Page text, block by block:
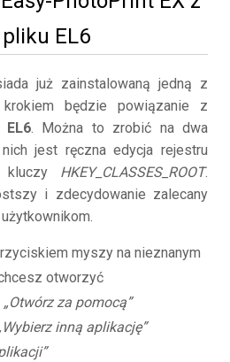
EL6
już zainstalowaną jedną z
będzie powiązanie z
. Można to zrobić na dwa
jest ręczna edycja rejestru
kluczy HKEY_CLASSES_ROOT.
i zdecydowanie zalecany
myszy na nieznanym
otworzyć
„Otwórz za pomocą”
inną aplikację”